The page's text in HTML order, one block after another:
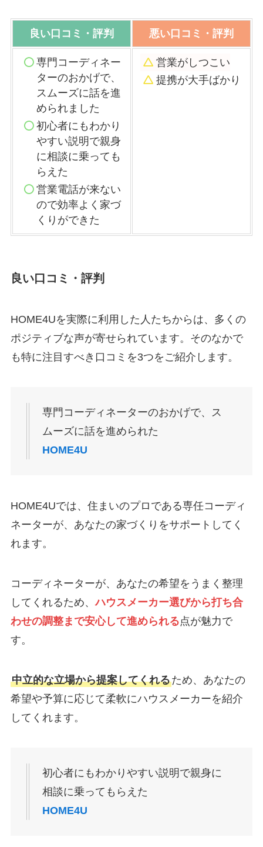
良い口コミ・評判 悪い口コミ・評判
専門コーディネー
ターのおかげで、
スムーズに話を進
められました
初心者にもわかり
やすい説明で親身
に相談に乗っても
らえた
営業電話が来ない
ので効率よく家づ
くりができた
営業がしつこい
提携が大手ばかり
良い口コミ・評判
HOME4Uを実際に利用した人たちからは、多くの
ポジティブな声が寄せられています。そのなかで
も特に注目すべき口コミを3つをご紹介します。
専門コーディネーターのおかげで、ス
ムーズに話を進められた
HOME4U
HOME4Uでは、住まいのプロである専任コーディ
ネーターが、あなたの家づくりをサポートしてく
れます。
コーディネーターが、あなたの希望をうまく整理
してくれるため、ハウスメーカー選びから打ち合
わせの調整まで安心して進められる点が魅力で
す。
中立的な立場から提案してくれるため、あなたの
希望や予算に応じて柔軟にハウスメーカーを紹介
してくれます。
初心者にもわかりやすい説明で親身に
相談に乗ってもらえた
HOME4U